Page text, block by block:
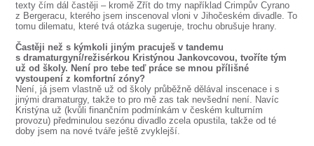
texty čím dál častěji – kromě Zřít do tmy například Crimpův Cyrano
z Bergeracu, kterého jsem inscenoval vloni v Jihočeském divadle. To
tomu dilematu, které tvá otázka sugeruje, trochu obrušuje hrany.
Častěji než s kýmkoli jiným pracuješ v tandemu
s dramaturgyní/režisérkou Kristýnou Jankovcovou, tvoříte tým
už od školy. Není pro tebe teď práce se mnou přílišné
vystoupení z komfortní zóny?
Není, já jsem vlastně už od školy průběžně dělával inscenace i s
jinými dramaturgy, takže to pro mě zas tak nevšední není. Navíc
Kristýna už (kvůli finančním podmínkám v českém kulturním
provozu) předminulou sezónu divadlo zcela opustila, takže od té
doby jsem na nové tváře ještě zvyklejší.